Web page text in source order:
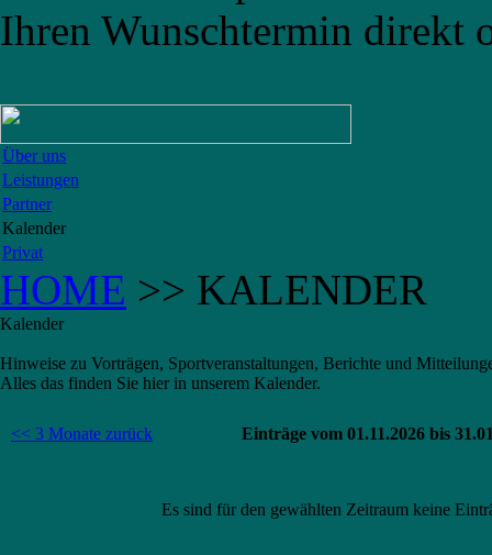
Ihren Wunschtermin direkt
Über uns
Leistungen
Partner
Kalender
Privat
HOME >> KALENDER
Kalender
Hinweise zu Vorträgen, Sportveranstaltungen, Berichte und
Alles das finden Sie hier in unserem Kalender.
<< 3 Monate zurück Einträge vom 01.11.2026 bis
Es sind für den gewählten Zeitraum keine